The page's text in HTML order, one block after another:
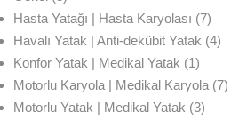
Hasta Yatağı | Hasta Karyolası (7)
Havalı Yatak | Anti-dekübit Yatak (4)
Konfor Yatak | Medikal Yatak (1)
Motorlu Karyola | Medikal Karyola(7)
Motorlu Yatak | Medikal Yatak (3)